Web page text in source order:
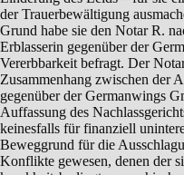
der Trauerbewältigung
Grund habe sie den Notar R.
Erblasserin gegenüber der
Vererbbarkeit befragt. Der
Zusammenhang zwischen der
gegenüber der Germanwings
Auffassung des
keinesfalls für finanziell
Beweggrund für die
Konflikte gewesen, denen der